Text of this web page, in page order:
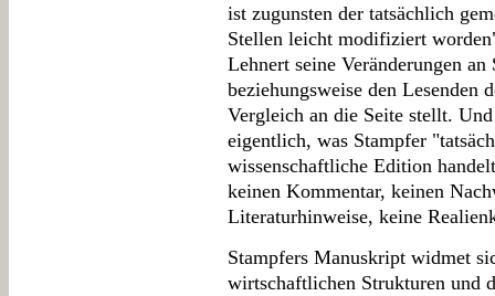
ist zugunsten der tatsächlich
Stellen leicht modifiziert
Lehnert seine Veränderungen
beziehungsweise den Lesenden
Vergleich an die Seite stellt.
eigentlich, was Stampfer
wissenschaftliche Edition
keinen Kommentar, keinen
Literaturhinweise, keine
Stampfers Manuskript widmet
wirtschaftlichen Strukturen und